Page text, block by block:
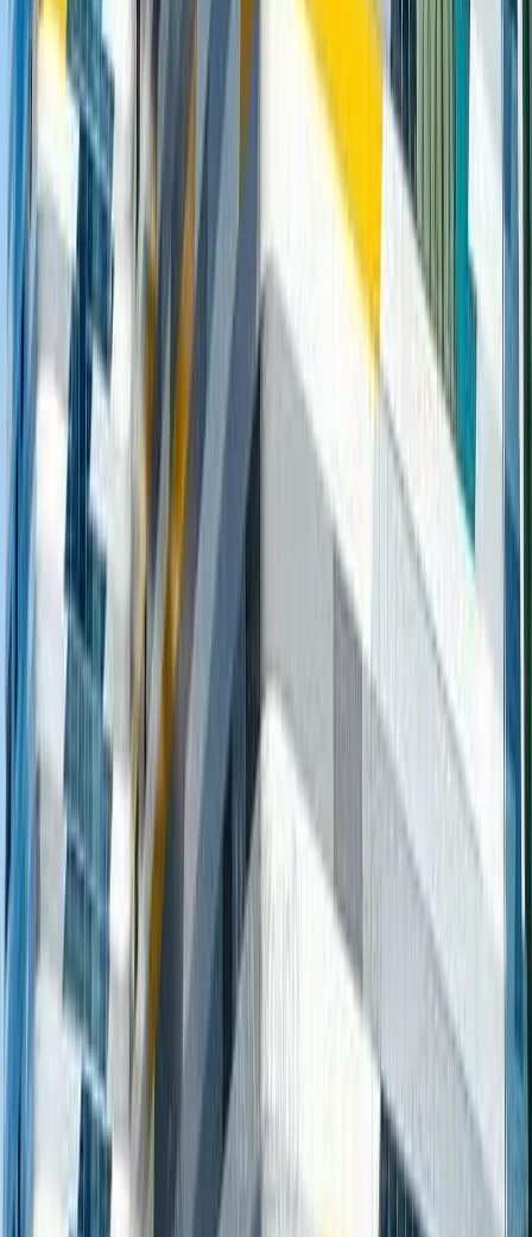
【自助餐】$240 高性價比
半自助餐 🍽 ✨️✨️
Sandy Leung
東涌喜來登全新深海巨蟹
主題自助餐6折優惠 任食
炙燒蟹腳／避風塘炒蟹鉗
U Food